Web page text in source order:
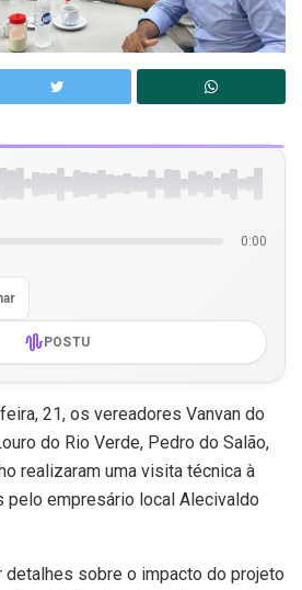
0:00
POSTU
21, os vereadores Vanvan do
do Rio Verde, Pedro do Salão,
realizaram uma visita técnica à
pelo empresário local Alecivaldo
detalhes sobre o impacto do projeto